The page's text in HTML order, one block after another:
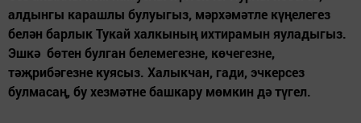
алдынгы карашлы булуыгыз, мәрхәмәтле күңелегез
белән барлык Тукай халкының ихтирамын яуладыгыз.
Эшкә бөтен булган белемегезне, көчегезне,
тәҗрибәгезне куясыз. Халыкчан, гади, эчкерсез
булмасаң, бу хезмәтне башкару мөмкин дә түгел.